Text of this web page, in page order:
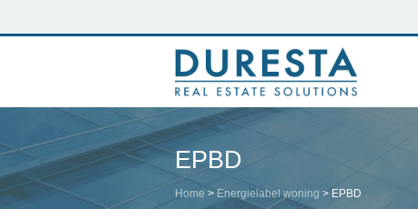
EPBD
Home > Energielabel woning > EPBD